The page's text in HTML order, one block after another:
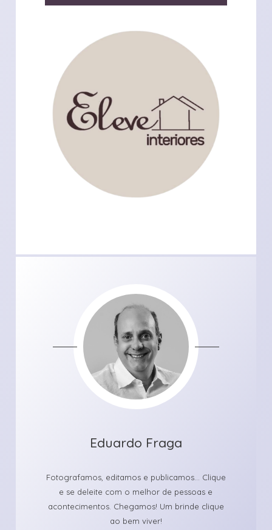
Eduardo Fraga
Fotografamos, editamos e publicamos... Clique
e se deleite com o melhor de pessoas e
acontecimentos. Chegamos! Um brinde clique
ao bem viver!